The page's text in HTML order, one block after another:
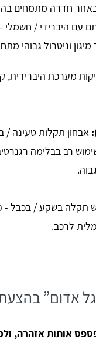
באזור חדרה מתמחים
עם היברידי / חשמלי
וניטרול גבוהי
מערכת היברידית,
אבחון תקלות טעינה /
רב בבלימה
תקלה בשקע / בכבל -
לרכב.
אדום”
אותות אזהרה,